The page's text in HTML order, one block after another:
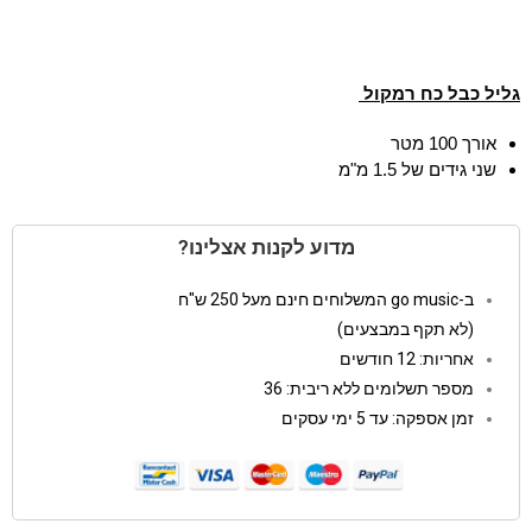
גליל כבל כח רמקול
אורך 100 מטר
שני גידים של 1.5 מ"מ
מדוע לקנות אצלינו?
ב-go music המשלוחים חינם מעל 250 ש"ח
(לא תקף במבצעים)
אחריות: 12 חודשים
מספר תשלומים ללא ריבית: 36
זמן אספקה: עד 5 ימי עסקים